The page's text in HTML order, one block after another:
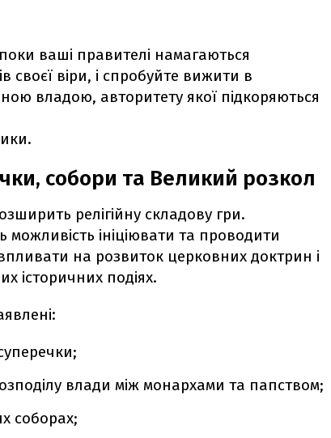
поки ваші правителі намагаються
своєї віри, і спробуйте вижити в
владою, авторитету якої підкоряються
собори та Великий розкол
релігійну складову гри.
можливість ініціювати та проводити
впливати на розвиток церковних доктрин і
історичних подіях.
влади між монархами та папством;
соборах;